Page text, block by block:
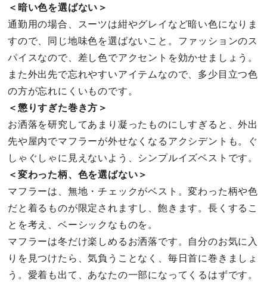
＜暗い色を選ばない＞
通勤用の場合、スーツは紺やグレイなど暗い色になりま
すので、同じ地味色を選ばないこと。ファッションのス
パイスなので、差し色でアクセントを効かせましょう。
また外出先で忘れやすいアイテムなので、多少目立つ色
の方が忘れにくいものです。
＜懲りすぎた巻き方＞
お洒落を研究してあまり凝ったものにしすぎると、外出
先や屋内でマフラーが外せなくなるアクシデントも。ぐ
しゃぐしゃに見えないよう、シンプルイズベストです。
＜変わった柄、色を選ばない＞
マフラーは、無地・チェックがベスト。変わった柄や色
だと着るものが限定されますし、飽きます。長くするこ
とを考え、ベーシックなものを。
マフラーは冬だけ楽しめるお洒落です。自分のお気に入
りを見つけたら、気負うことなく、毎日首に巻きましょ
う。愛着も出て、あなたの一部になってくるはずです。